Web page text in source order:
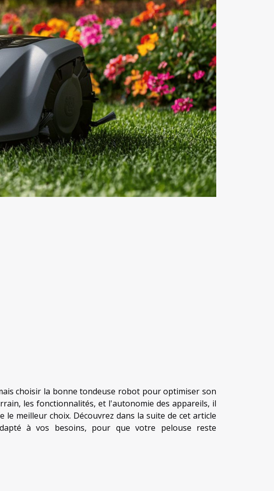
choisir la bonne tondeuse robot pour optimiser son
les fonctionnalités, et l'autonomie des appareils, il
meilleur choix. Découvrez dans la suite de cet article
à vos besoins, pour que votre pelouse reste